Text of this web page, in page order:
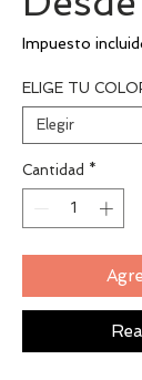
Impuesto
ELIGE TU
Cantidad *